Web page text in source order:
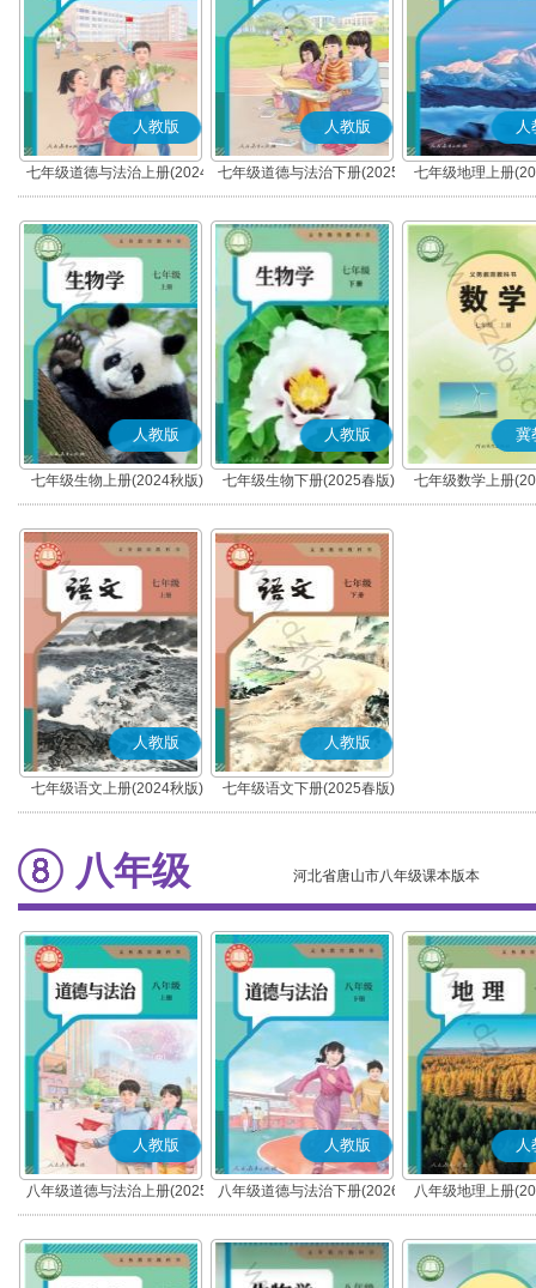
人教版
七年级道德与法治上册(2024
秋版)(部编版)
人教版
七年级道德与法治下册(2025
春版)(部编版)
人
七年级地理上册
人教版
七年级生物上册(2024秋版)
人教版
七年级生物下册(2025春版)
冀
七年级数学上册
人教版
七年级语文上册(2024秋版)
(部编版)
人教版
七年级语文下册(2025春版)
(部编版)
八年级 河北省唐山市八年级课本版本
人教版
八年级道德与法治上册(2025
秋版)(部编版)
人教版
八年级道德与法治下册(2026
春版)(部编版)
人
八年级地理上册